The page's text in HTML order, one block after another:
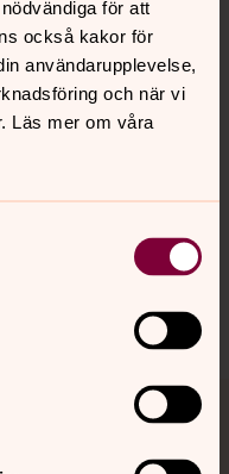
för att
också kakor för
användarupplevelse,
och när vi
Läs mer om våra